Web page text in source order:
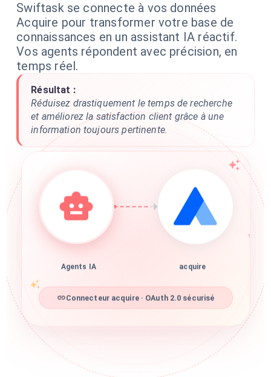
Swiftask se connecte à vos données
Acquire pour transformer votre base de
connaissances en un assistant IA réactif.
Vos agents répondent avec précision, en
temps réel.
Résultat :
Réduisez drastiquement le temps de recherche
et améliorez la satisfaction client grâce à une
information toujours pertinente.
Agents IA acquire
Connecteur acquire · OAuth 2.0 sécurisé